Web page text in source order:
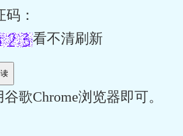
：
看不清刷新
歌Chrome浏览器即可。